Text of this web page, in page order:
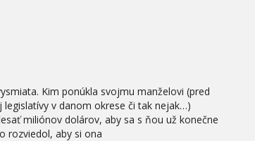
Kim ponúkla svojmu manželovi (pred
v danom okrese či tak nejak…)
miliónov dolárov, aby sa s ňou už konečne
rozviedol, aby si ona